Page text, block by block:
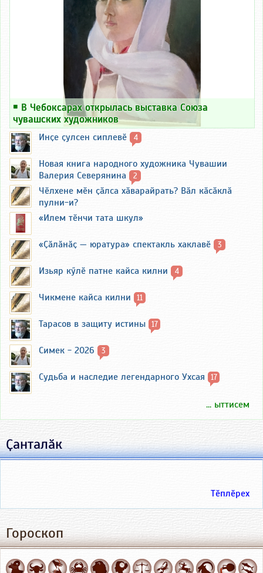
￭ В Чебоксарах открылась выставка Союза
чувашских художников
Инҫе ҫулсен сиплевӗ 4
Новая книга народного художника Чувашии
Валерия Северянина
2
Чӗлхене мӗн ҫӑлса хӑварайрать? Вӑл кӑсӑклӑ
пулни-и?
«Илем тӗнчи тата шкул»
«Ҫӑлӑнӑҫ — юратура» спектакль хаклавӗ 3
Изьяр кӳлӗ патне кайса килни 4
Чикмене кайса килни 11
Тарасов в защиту истины 17
Симек - 2026 3
Судьба и наследие легендарного Ухсая 17
... ыттисем
Ҫанталӑк
Тӗплӗрех
Гороскоп